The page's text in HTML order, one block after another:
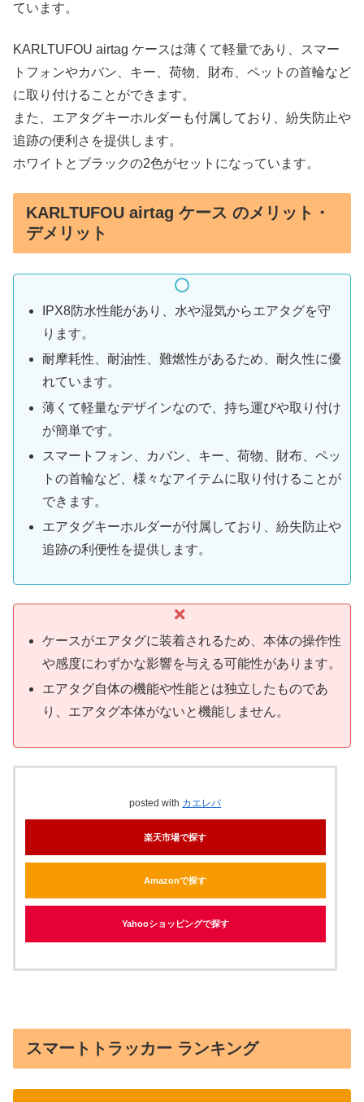
ています。
KARLTUFOU airtag ケースは薄くて軽量であり、スマー
トフォンやカバン、キー、荷物、財布、ペットの首輪など
に取り付けることができます。
また、エアタグキーホルダーも付属しており、紛失防止や
追跡の便利さを提供します。
ホワイトとブラックの2色がセットになっています。
KARLTUFOU airtag ケース のメリット・
デメリット
IPX8防水性能があり、水や湿気からエアタグを守
ります。
耐摩耗性、耐油性、難燃性があるため、耐久性に優
れています。
薄くて軽量なデザインなので、持ち運びや取り付け
が簡単です。
スマートフォン、カバン、キー、荷物、財布、ペッ
トの首輪など、様々なアイテムに取り付けることが
できます。
エアタグキーホルダーが付属しており、紛失防止や
追跡の利便性を提供します。
ケースがエアタグに装着されるため、本体の操作性
や感度にわずかな影響を与える可能性があります。
エアタグ自体の機能や性能とは独立したものであ
り、エアタグ本体がないと機能しません。
posted with カエレバ
楽天市場で探す
Amazonで探す
Yahooショッピングで探す
スマートトラッカー ランキング